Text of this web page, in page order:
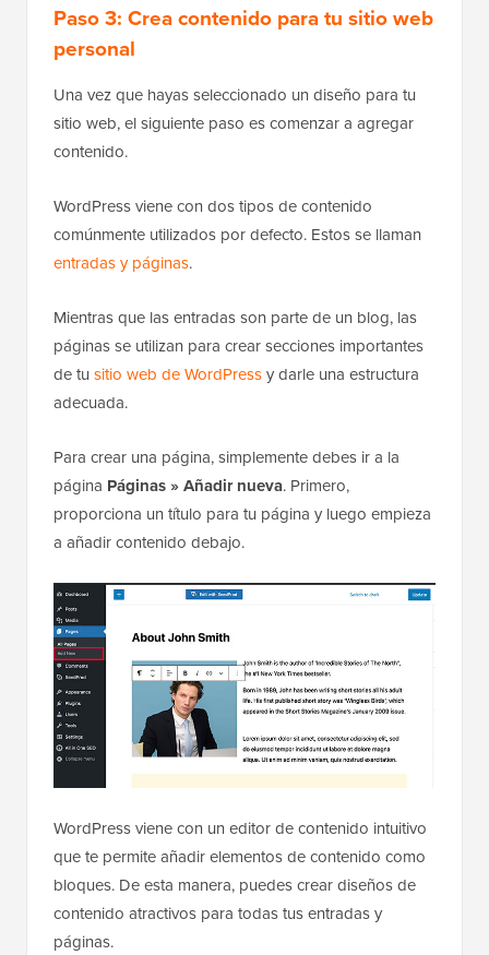
Paso 3: Crea contenido para tu sitio web
personal
Una vez que hayas seleccionado un diseño para tu
sitio web, el siguiente paso es comenzar a agregar
contenido.
WordPress viene con dos tipos de contenido
comúnmente utilizados por defecto. Estos se llaman
entradas y páginas.
Mientras que las entradas son parte de un blog, las
páginas se utilizan para crear secciones importantes
de tu sitio web de WordPressy darle una estructura
adecuada.
Para crear una página, simplemente debes ir a la
página Páginas » Añadir nueva. Primero,
proporciona un título para tu página y luego empieza
a añadir contenido debajo.
WordPress viene con un editor de contenido intuitivo
que te permite añadir elementos de contenido como
bloques. De esta manera, puedes crear diseños de
contenido atractivos para todas tus entradas y
páginas.